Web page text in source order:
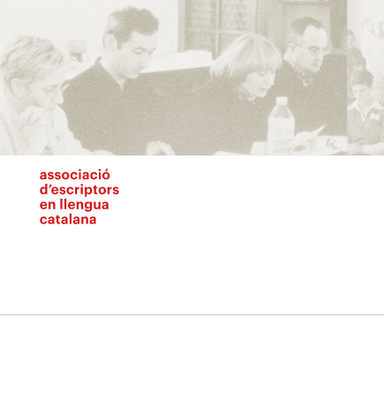
contingut